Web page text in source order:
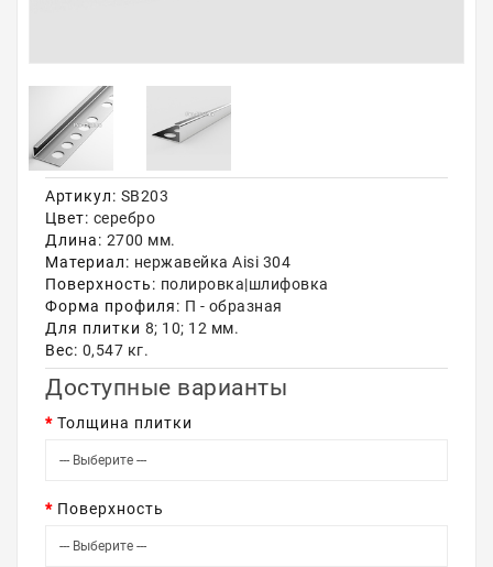
Акции
Артикул: SB203
Цвет: серебро
Длина: 2700 мм.
Материал: нержавейка Aisi 304
Поверхность: полировка|шлифовка
Форма профиля: П - образная
Для плитки 8; 10; 12 мм.
Вес: 0,547 кг.
Доступные варианты
Толщина плитки
Поверхность